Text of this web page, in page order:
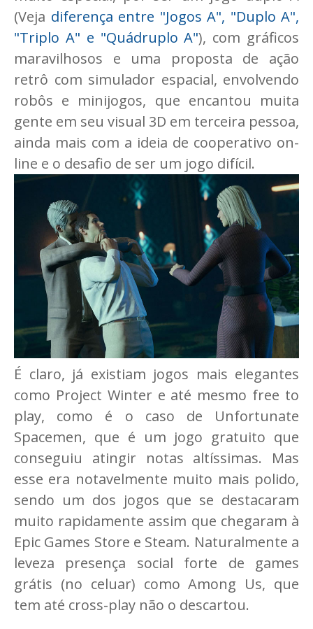
(Veja diferença entre "Jogos A", "Duplo A",
"Triplo A" e "Quádruplo A"), com gráficos
maravilhosos e uma proposta de ação
retrô com simulador espacial, envolvendo
robôs e minijogos, que encantou muita
gente em seu visual 3D em terceira pessoa,
ainda mais com a ideia de cooperativo on-
line e o desafio de ser um jogo difícil.
É claro, já existiam jogos mais elegantes
como Project Winter e até mesmo free to
play, como é o caso de Unfortunate
Spacemen, que é um jogo gratuito que
conseguiu atingir notas altíssimas. Mas
esse era notavelmente muito mais polido,
sendo um dos jogos que se destacaram
muito rapidamente assim que chegaram à
Epic Games Store e Steam. Naturalmente a
leveza presença social forte de games
grátis (no celuar) como Among Us, que
tem até cross-play não o descartou.